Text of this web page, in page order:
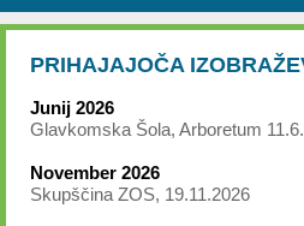
PRIHAJAJOČA
Junij 2026
Glavkomska Šola, Arboretum
November 2026
Skupščina ZOS, 19.11.2026